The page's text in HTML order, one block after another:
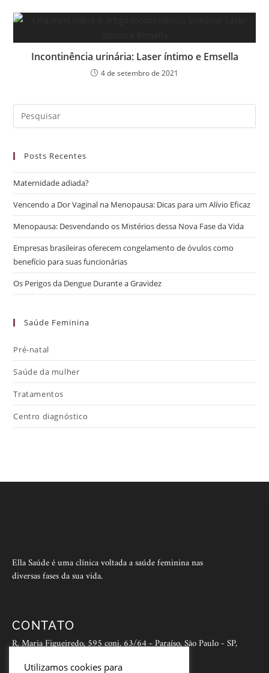
Incontinência urinária: Laser íntimo e Emsella
4 de setembro de 2021
Posts Recentes
Maternidade adiada?
Vencendo a Dor Vaginal na Menopausa: Dicas para um Alívio Eficaz
Menopausa: Desvendando os Mistérios dessa Nova Fase da Vida
Empresas brasileiras oferecem congelamento de óvulos como
benefício para suas funcionárias
Os Perigos da Dengue Durante a Gravidez
Saúde Feminina
Pré-natal
Saúde da mulher
Tratamentos
Centro diagnóstico
Ella Saúde é uma clínica voltada a saúde feminina nas
diversas fases da sua vida.
CONTATO
R. Maria Figueiredo, 595 conj. 63/64 - Paraíso, São Paulo - SP,
Utilizamos cookies para